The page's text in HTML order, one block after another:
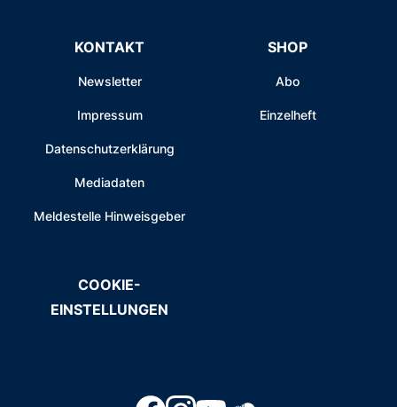
KONTAKT
Newsletter
Impressum
Datenschutzerklärung
Mediadaten
Meldestelle Hinweisgeber
SHOP
Abo
Einzelheft
COOKIE-
EINSTELLUNGEN